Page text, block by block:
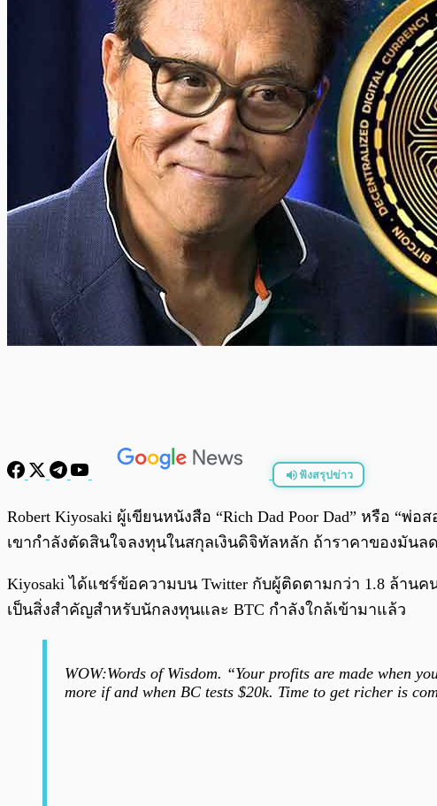
ฟังสรุปข่าว
พร้อมเล่น
Robert Kiyosaki ผู้เขียนหนังสือ “Rich Dad Poor Dad” หรือ “
เขากำลังตัดสินใจลงทุนในสกุลเงินดิจิทัลหลัก ถ้าราคาของมันล
Kiyosaki ได้แชร์ข้อความบน Twitter กับผู้ติดตามกว่า 1.8 ล้าน
เป็นสิ่งสำคัญสำหรับนักลงทุนและ BTC กำลังใกล้เข้ามาแล้ว
WOW:Words of Wisdom. “Your profits are made when
more if and when BC tests $20k. Time to get richer is